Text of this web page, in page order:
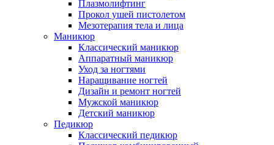
Плазмолифтинг
Прокол ушей пистолетом
Мезотерапия тела и лица
Маникюр
Классический маникюр
Аппаратный маникюр
Уход за ногтями
Наращивание ногтей
Дизайн и ремонт ногтей
Мужской маникюр
Детский маникюр
Педикюр
Классический педикюр